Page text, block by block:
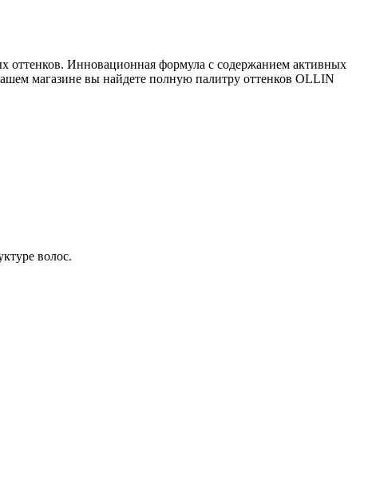
оттенков. Инновационная формула с содержанием активных
магазине вы найдете полную палитру оттенков OLLIN
волос.